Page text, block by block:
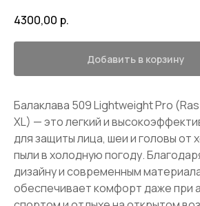
4300,00 р.
Добавить в корзину
Балаклава 509 Lightweight Pro
XL) — это легкий и
для защиты лица, шеи и головы от
пыли в холодную погоду.
дизайну и современным
обеспечивает комфорт даже при